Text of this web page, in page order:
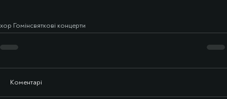
хор Гомінсвяткові концерти
Коментарі